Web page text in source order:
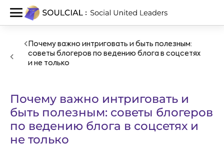
Почему важно интриговать и быть полезным:
советы блогеров по ведению блога в соцсетях
и не только
Почему важно интриговать и
быть полезным: советы блогеров
по ведению блога в соцсетях и
не только